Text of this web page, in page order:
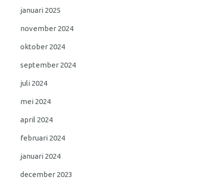
januari 2025
november 2024
oktober 2024
september 2024
juli 2024
mei 2024
april 2024
februari 2024
januari 2024
december 2023